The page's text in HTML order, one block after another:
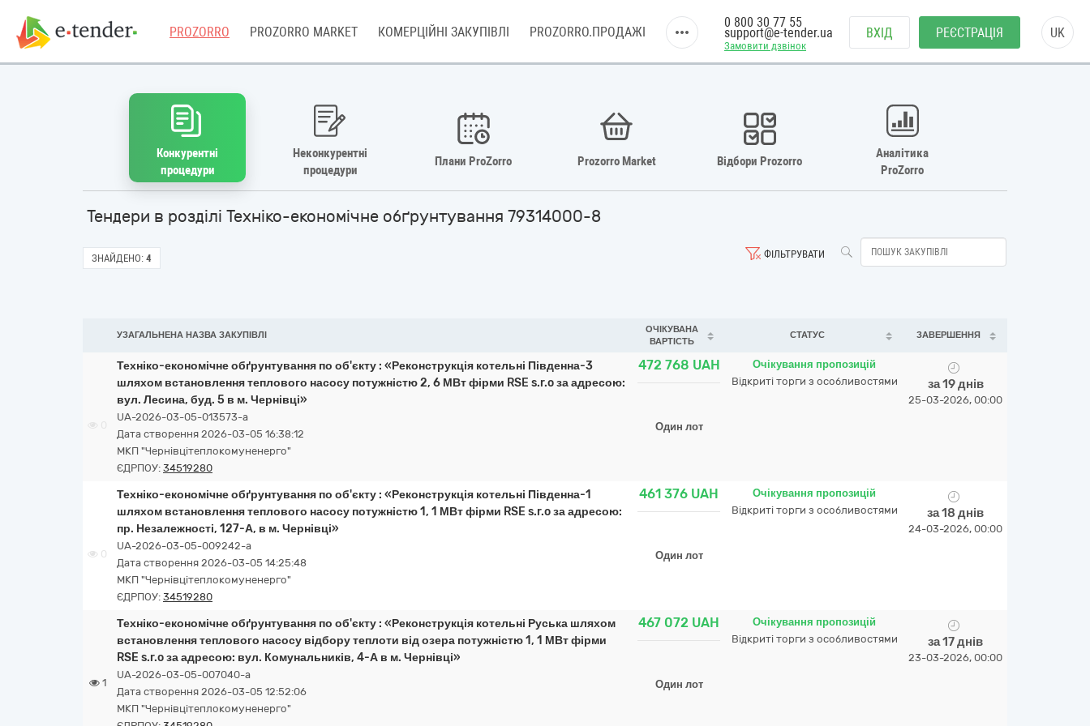
PROZORRO PROZORRO MARKET КОМЕРЦІЙНІ ЗАКУПІВЛІ PROZORRO.ПРОДАЖІ
Замовити дзвінок
0 800 30 77 55
support@e-tender.ua ВХІД РЕЄСТРАЦІЯ UK
Конкурентні
процедури
Неконкурентні
процедури
Плани ProZorro Prozorro Market Відбори Prozorro
Аналітика
ProZorro
Тендери в розділі Техніко-економічне обґрунтування 79314000-8
ФІЛЬТРУВАТИ
ЗНАЙДЕНО: 4
УЗАГАЛЬНЕНА НАЗВА ЗАКУПІВЛІ
ОЧІКУВАНА
ВАРТІСТЬ
СТАТУС ЗАВЕРШЕННЯ
Техніко-економічне обґрунтування по об'єкту : «Реконструкція котельні Південна-3
шляхом встановлення теплового насосу потужністю 2, 6 МВт фірми RSE s.r.o за адресою:
вул. Лесина, буд. 5 в м. Чернівці»
UA-2026-03-05-013573-a
Дата створення 2026-03-05 16:38:12
МКП "Чернівцітеплокомуненерго"
ЄДРПОУ: 34519280
472 768 UAH
Один лот
Очікування пропозицій
Відкриті торги з особливостями
за 19 днів
25-03-2026, 00:00
0
Техніко-економічне обґрунтування по об'єкту : «Реконструкція котельні Південна-1
шляхом встановлення теплового насосу потужністю 1, 1 МВт фірми RSE s.r.o за адресою:
пр. Незалежності, 127-А, в м. Чернівці»
UA-2026-03-05-009242-a
Дата створення 2026-03-05 14:25:48
МКП "Чернівцітеплокомуненерго"
ЄДРПОУ: 34519280
461 376 UAH
Один лот
Очікування пропозицій
Відкриті торги з особливостями
за 18 днів
24-03-2026, 00:00
1
Техніко-економічне обґрунтування по об'єкту : «Реконструкція котельні Руська шляхом
встановлення теплового насосу відбору теплоти від озера потужністю 1, 1 МВт фірми
RSE s.r.o за адресою: вул. Комунальників, 4-А в м. Чернівці»
UA-2026-03-05-007040-a
Дата створення 2026-03-05 12:52:06
МКП "Чернівцітеплокомуненерго"
467 072 UAH
Один лот
Очікування пропозицій
Відкриті торги з особливостями
за 17 днів
23-03-2026, 00:00